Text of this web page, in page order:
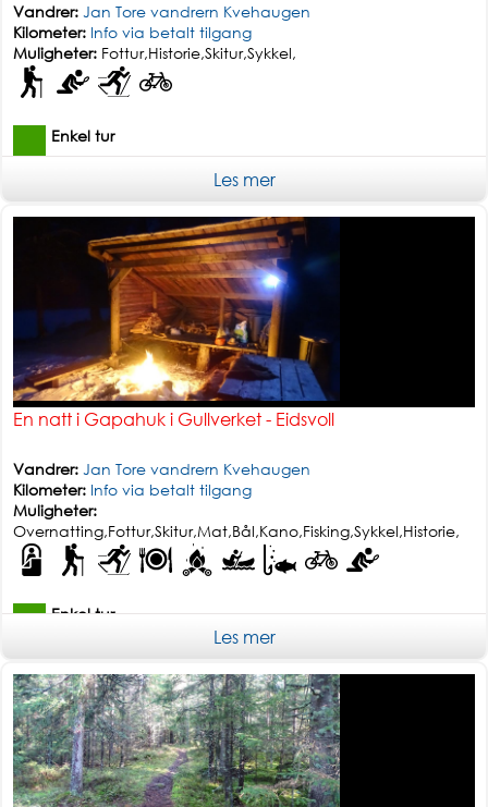
Vandrer: Jan Tore vandrern Kvehaugen
Kilometer: Info via betalt tilgang
Muligheter: Fottur,Historie,Skitur,Sykkel,
Enkel tur
Les mer
En natt i Gapahuk i Gullverket - Eidsvoll
Vandrer: Jan Tore vandrern Kvehaugen
Kilometer: Info via betalt tilgang
Muligheter:
Overnatting,Fottur,Skitur,Mat,Bål,Kano,Fisking,Sykkel,Historie,
Enkel tur
Les mer